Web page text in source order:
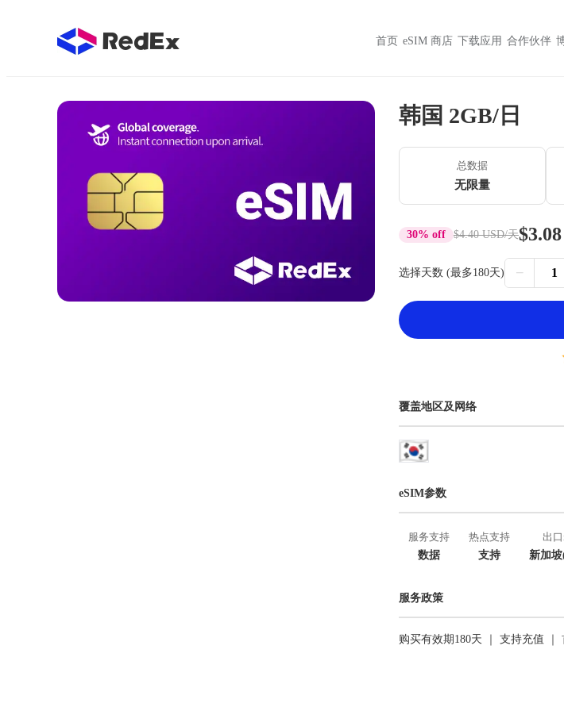
首页 eSIM 商店 下载应用 合作伙伴
韩国 2GB/日
总数据
无限量
30% off $4.40 USD/天
选择天数 (最多180天) − 1
覆盖地区及网络
eSIM参数
服务支持
数据
热点支持
支持
出
新加坡
服务政策
购买有效期180天 ｜ 支持充值